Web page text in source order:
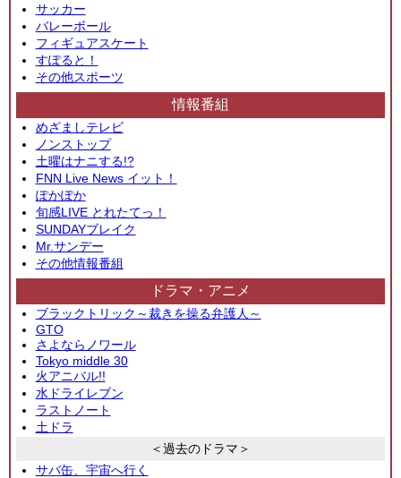
サッカー
バレーボール
フィギュアスケート
すぽると！
その他スポーツ
情報番組
めざましテレビ
ノンストップ
土曜はナニする!?
FNN Live News イット！
ぽかぽか
旬感LIVE とれたてっ！
SUNDAYブレイク
Mr.サンデー
その他情報番組
ドラマ・アニメ
ブラックトリック～裁きを操る弁護人～
GTO
さよならノワール
Tokyo middle 30
火アニバル!!
水ドライレブン
ラストノート
土ドラ
＜過去のドラマ＞
サバ缶、宇宙へ行く